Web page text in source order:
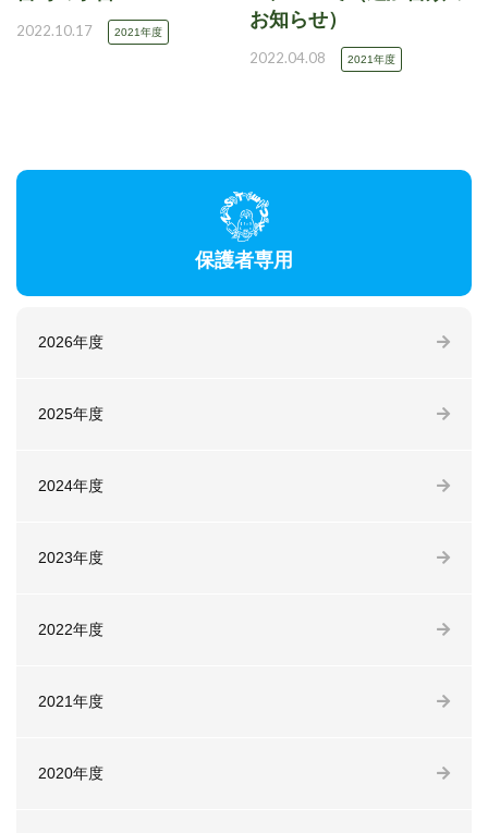
2022.10.17 2021年度
お知らせ）
2022.04.08 2021年度
保護者専用
2026年度
2025年度
2024年度
2023年度
2022年度
2021年度
2020年度